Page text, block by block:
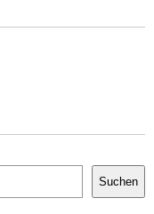
Suchen